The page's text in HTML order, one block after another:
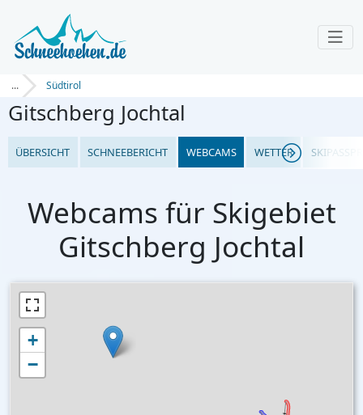
... Südtirol
Gitschberg Jochtal
ÜBERSICHT SCHNEEBERICHT WEBCAMS WETTER
Webcams für Skigebiet
Gitschberg Jochtal
+
−